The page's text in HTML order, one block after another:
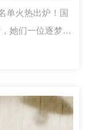
单火热出炉！国
她们一位逐梦星
着新时代女性科